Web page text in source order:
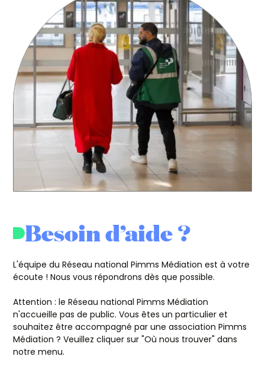
Besoin d’aide ?
L'équipe du Réseau national Pimms Médiation est à votre
écoute ! Nous vous répondrons dès que possible.
Attention : le Réseau national Pimms Médiation
n'accueille pas de public. Vous êtes un particulier et
souhaitez être accompagné par une association Pimms
Médiation ? Veuillez cliquer sur "Où nous trouver" dans
notre menu.